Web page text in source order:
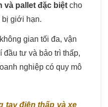
và pallet đặc biệtcho
bị giới hạn.
gian tối đa, vận
đầu tư và bảo trì thấp,
nghiệp có quy mô
tay điện thấp và xe